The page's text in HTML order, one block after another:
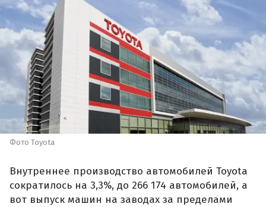
Фото Toyota
Внутреннее производство автомобилей Toyota
сократилось на 3,3%, до 266 174 автомобилей, а
вот выпуск машин на заводах за пределами